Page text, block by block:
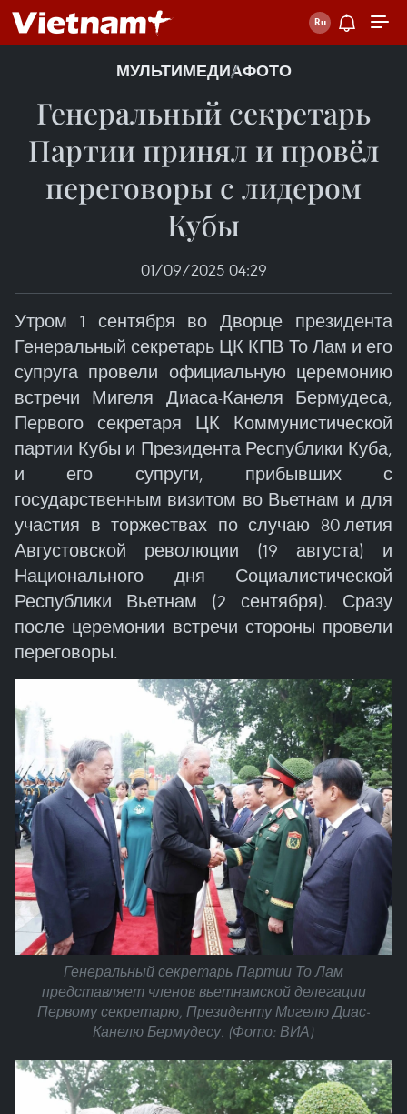
МУЛЬТИМЕДИАФОТО
Генеральный секретарь
Партии принял и провёл
переговоры с лидером
Кубы
01/09/2025 04:29
Утром 1 сентября во Дворце президента
Генеральный секретарь ЦК КПВ То Лам и его
супруга провели официальную церемонию
встречи Мигеля Диаса-Канеля Бермудеса,
Первого секретаря ЦК Коммунистической
партии Кубы и Президента Республики Куба,
и его супруги, прибывших с
государственным визитом во Вьетнам и для
участия в торжествах по случаю 80-летия
Августовской революции (19 августа) и
Национального дня Социалистической
Республики Вьетнам (2 сентября). Сразу
после церемонии встречи стороны провели
переговоры.
Генеральный секретарь Партии То Лам
представляет членов вьетнамской делегации
Первому секретарю, Президенту Мигелю Диас-
Канелю Бермудесу. (Фото: ВИА)